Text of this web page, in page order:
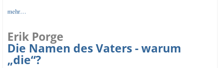
mehr…
Erik Porge
Die Namen des Vaters - warum
„die“?